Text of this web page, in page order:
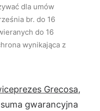
dla umów
br. do 16
do 16
wynikająca z
Grecosa,
gwarancyjna